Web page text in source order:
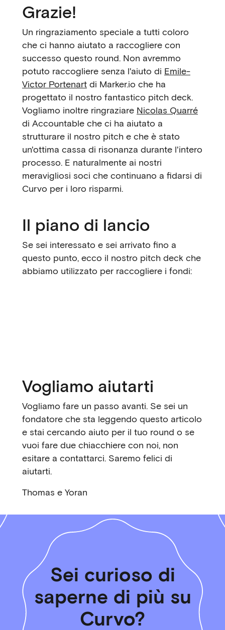
Grazie!
Un ringraziamento speciale a tutti coloro
che ci hanno aiutato a raccogliere con
successo questo round. Non avremmo
potuto raccogliere senza l'aiuto di Emile-
Victor Portenart di Marker.io che ha
progettato il nostro fantastico pitch deck.
Vogliamo inoltre ringraziare Nicolas Quarré
di Accountable che ci ha aiutato a
strutturare il nostro pitch e che è stato
un'ottima cassa di risonanza durante l'intero
processo. E naturalmente ai nostri
meravigliosi soci che continuano a fidarsi di
Curvo per i loro risparmi.
Il piano di lancio
Se sei interessato e sei arrivato fino a
questo punto, ecco il nostro pitch deck che
abbiamo utilizzato per raccogliere i fondi:
Vogliamo aiutarti
Vogliamo fare un passo avanti. Se sei un
fondatore che sta leggendo questo articolo
e stai cercando aiuto per il tuo round o se
vuoi fare due chiacchiere con noi, non
esitare a contattarci. Saremo felici di
aiutarti.
Thomas e Yoran
Sei curioso di
saperne di più su
Curvo?